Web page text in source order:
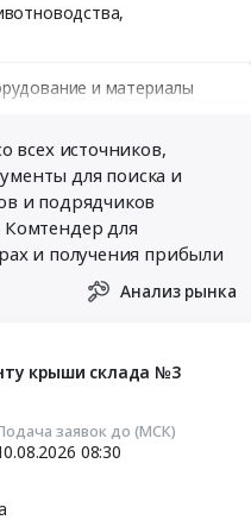
и материалы
Канцтовары, Бытовая
Транспортные услуги
и радиовещание
техника, Суда
всех источников,
для поиска и
и подрядчиков
для
и получения прибыли
Анализ рынка
крыши склада №3
заявок до (МСК)
08:30